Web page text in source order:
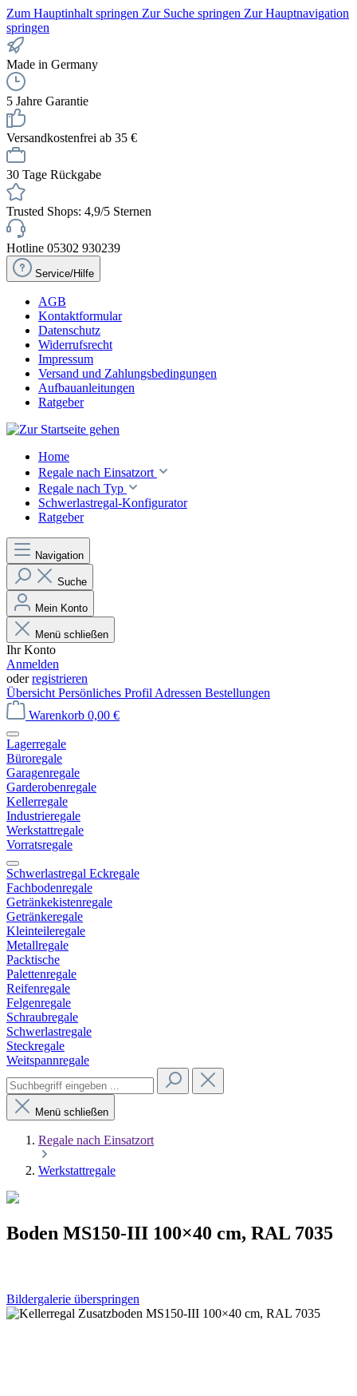
Zum Hauptinhalt springen Zur Suche springen Zur Hauptnavigation
springen
Made in Germany
5 Jahre Garantie
Versandkostenfrei ab 35 €
30 Tage Rückgabe
Trusted Shops: 4,9/5 Sternen
Hotline 05302 930239
Service/Hilfe
AGB
Kontaktformular
Datenschutz
Widerrufsrecht
Impressum
Versand und Zahlungsbedingungen
Aufbauanleitungen
Ratgeber
Home
Regale nach Einsatzort
Regale nach Typ
Schwerlastregal-Konfigurator
Ratgeber
Navigation
Suche
Mein Konto
Menü schließen
Ihr Konto
Anmelden
oderregistrieren
Übersicht Persönliches Profil Adressen Bestellungen
Warenkorb 0,00 €
Lagerregale
Büroregale
Garagenregale
Garderobenregale
Kellerregale
Industrieregale
Werkstattregale
Vorratsregale
Schwerlastregal Eckregale
Fachbodenregale
Getränkekistenregale
Getränkeregale
Kleinteileregale
Metallregale
Packtische
Palettenregale
Reifenregale
Felgenregale
Schraubregale
Schwerlastregale
Steckregale
Weitspannregale
Menü schließen
Regale nach Einsatzort
Werkstattregale
Boden MS150-III 100×40 cm, RAL 7035
Bildergalerie überspringen